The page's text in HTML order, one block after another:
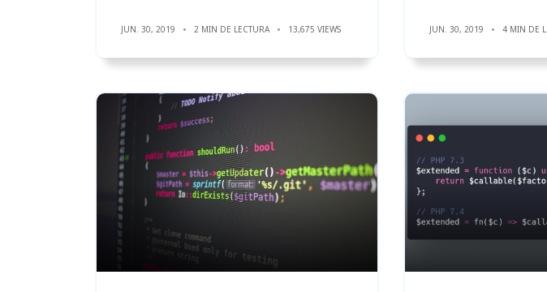
JUN. 30, 2019 2 MIN DE LECTURA 13,675 VIEWS JUN. 30, 2019 4 MIN DE